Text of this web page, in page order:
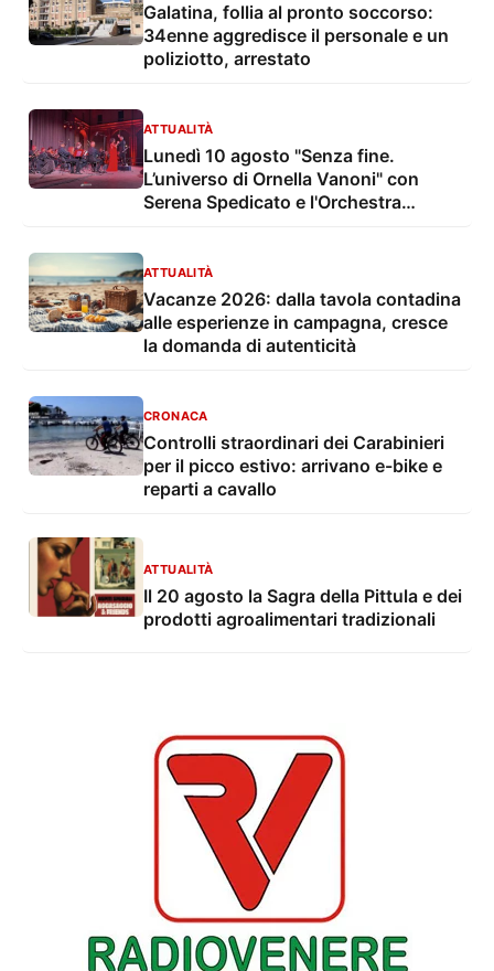
Galatina, follia al pronto soccorso:
34enne aggredisce il personale e un
poliziotto, arrestato
ATTUALITÀ
Lunedì 10 agosto "Senza fine.
L’universo di Ornella Vanoni" con
Serena Spedicato e l'Orchestra
ATTUALITÀ
Vacanze 2026: dalla tavola contadina
alle esperienze in campagna, cresce
la domanda di autenticità
CRONACA
Controlli straordinari dei Carabinieri
per il picco estivo: arrivano e-bike e
reparti a cavallo
ATTUALITÀ
Il 20 agosto la Sagra della Pittula e dei
prodotti agroalimentari tradizionali